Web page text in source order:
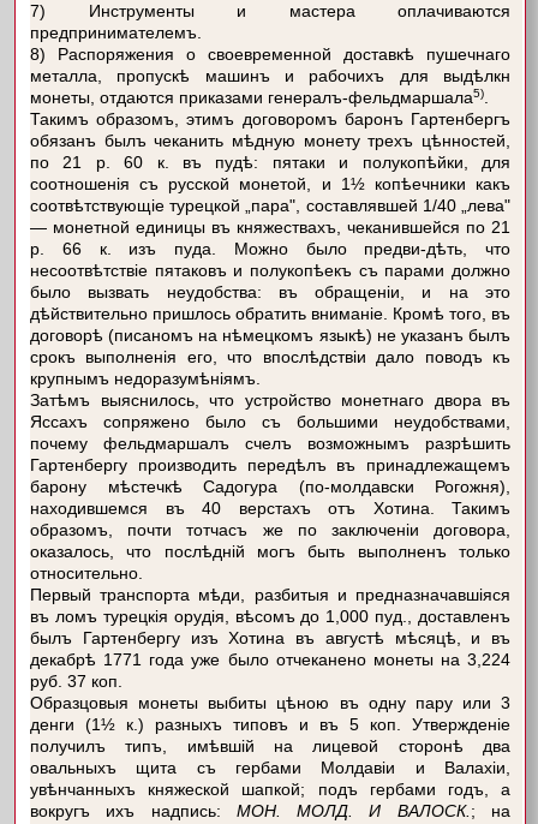
7) Инструменты и мастера оплачиваются
предпринимателемъ.
8) Распоряжения о своевременной доставкѣ пушечнаго
металла, пропускѣ машинъ и рабочихъ для выдѣлкн
монеты, отдаются приказами генералъ-фельдмаршала5)
Такимъ образомъ, этимъ договоромъ баронъ Гартенбергъ
обязанъ былъ чеканить мѣдную монету трехъ цѣнностей,
по 21 р. 60 к. въ пудѣ: пятаки и полукопѣйки, для
соотношенія съ русской монетой, и 1½ копѣечники какъ
соотвѣтствующіе турецкой „пара", составлявшей 1/40 „лева"
— монетной единицы въ княжествахъ, чеканившейся по 21
р. 66 к. изъ пуда. Можно было предви-дѣть, что
несоотвѣтствіе пятаковъ и полукопѣекъ съ парами должно
было вызвать неудобства: въ обращеніи, и на это
дѣйствительно пришлось обратить вниманіе. Кромѣ того, въ
договорѣ (писаномъ на нѣмецкомъ языкѣ) не указанъ былъ
срокъ выполненія его, что впослѣдствіи дало поводъ къ
крупнымъ недоразумѣніямъ.
Затѣмъ выяснилось, что устройство монетнаго двора въ
Яссахъ сопряжено было съ большими неудобствами,
почему фельдмаршалъ счелъ возможнымъ разрѣшить
Гартенбергу производить передѣлъ въ принадлежащемъ
барону мѣстечкѣ Садогура (по-молдавски Рогожня),
находившемся въ 40 верстахъ отъ Хотина. Такимъ
образомъ, почти тотчасъ же по заключеніи договора,
оказалось, что послѣдній могъ быть выполненъ только
относительно.
Первый транспорта мѣди, разбитыя и предназначавшіяся
въ ломъ турецкія орудія, вѣсомъ до 1,000 пуд., доставленъ
былъ Гартенбергу изъ Хотина въ августѣ мѣсяцѣ, и въ
декабрѣ 1771 года уже было отчеканено монеты на 3,224
руб. 37 коп.
Образцовыя монеты выбиты цѣною въ одну пару или 3
денги (1½ к.) разныхъ типовъ и въ 5 коп. Утвержденіе
получилъ типъ, имѣвшій на лицевой сторонѣ два
овальныхъ щита съ гербами Молдавіи и Валахіи,
увѣнчанныхъ княжеской шапкой; подъ гербами годъ, а
вокругъ ихъ надпись: МОН. МОЛД. И ВАЛОСК. ; на